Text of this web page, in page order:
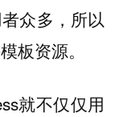
众多，所以
板资源。
就不仅仅用